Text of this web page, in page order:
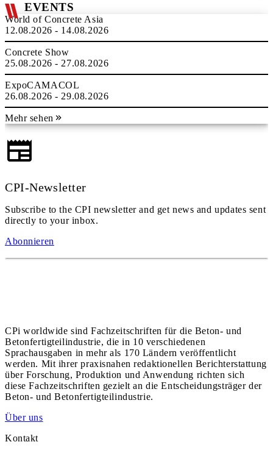
EVENTS
World of Concrete Asia
12.08.2026 - 14.08.2026
Concrete Show
25.08.2026 - 27.08.2026
ExpoCAMACOL
26.08.2026 - 29.08.2026
Mehr sehen
CPI-Newsletter
Subscribe to the CPI newsletter and get news and updates sent
directly to your inbox.
Abonnieren
CPi worldwide sind Fachzeitschriften für die Beton- und
Betonfertigteilindustrie, die in 10 verschiedenen
Sprachausgaben in mehr als 170 Ländern veröffentlicht
werden. Mit ihrer praxisnahen redaktionellen Berichterstattung
über Forschung, Produktion und Anwendung richten sich
diese Fachzeitschriften gezielt an die Entscheidungsträger der
Beton- und Betonfertigteilindustrie.
Über uns
Kontakt